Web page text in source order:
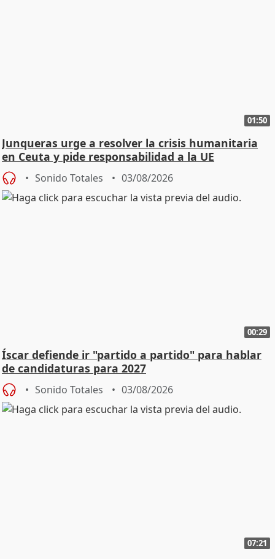
01:50
Junqueras urge a resolver la crisis humanitaria
en Ceuta y pide responsabilidad a la UE
Sonido Totales 03/08/2026
00:29
Íscar defiende ir "partido a partido" para hablar
de candidaturas para 2027
Sonido Totales 03/08/2026
07:21